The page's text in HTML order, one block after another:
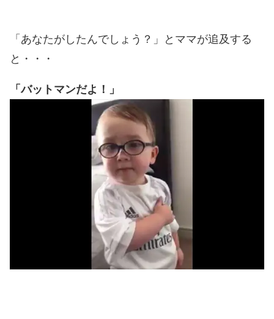
「あなたがしたんでしょう？」とママが追及する
と・・・
「バットマンだよ！」